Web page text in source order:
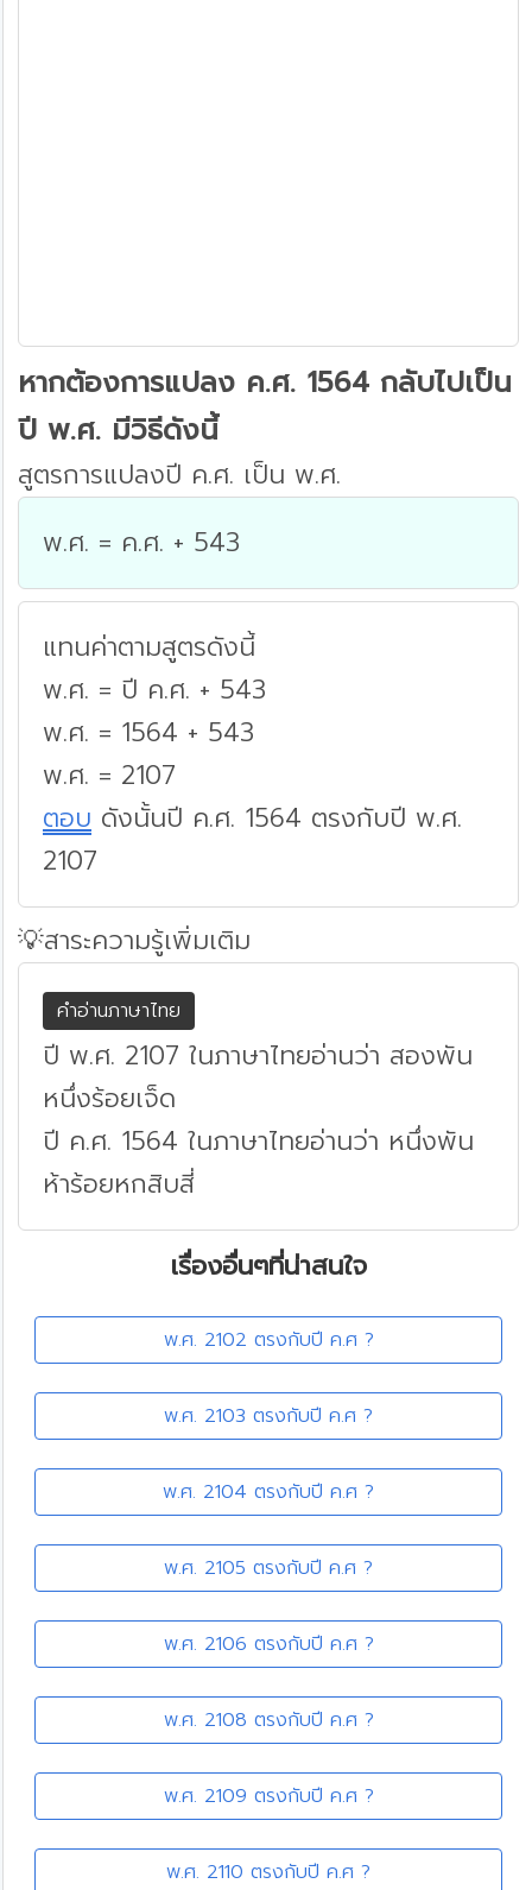
หากต้องการแปลง ค.ศ. 1564 กลับไปเป็น
ปี พ.ศ. มีวิธีดังนี้
สูตรการแปลงปี ค.ศ. เป็น พ.ศ.
พ.ศ. = ค.ศ. + 543
แทนค่าตามสูตรดังนี้
พ.ศ. = ปี ค.ศ. + 543
พ.ศ. = 1564 + 543
พ.ศ. = 2107
ตอบ ดังนั้นปี ค.ศ. 1564 ตรงกับปี พ.ศ.
2107
💡สาระความรู้เพิ่มเติม
คำอ่านภาษาไทย
ปี พ.ศ. 2107 ในภาษาไทยอ่านว่า สองพัน
หนึ่งร้อยเจ็ด
ปี ค.ศ. 1564 ในภาษาไทยอ่านว่า หนึ่งพัน
ห้าร้อยหกสิบสี่
เรื่องอื่นๆที่น่าสนใจ
พ.ศ. 2102 ตรงกับปี ค.ศ ?
พ.ศ. 2103 ตรงกับปี ค.ศ ?
พ.ศ. 2104 ตรงกับปี ค.ศ ?
พ.ศ. 2105 ตรงกับปี ค.ศ ?
พ.ศ. 2106 ตรงกับปี ค.ศ ?
พ.ศ. 2108 ตรงกับปี ค.ศ ?
พ.ศ. 2109 ตรงกับปี ค.ศ ?
พ.ศ. 2110 ตรงกับปี ค.ศ ?